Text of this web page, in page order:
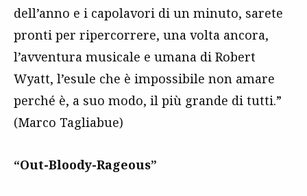
dell’anno e i capolavori di un minuto, sarete
pronti per ripercorrere, una volta ancora,
l’avventura musicale e umana di Robert
Wyatt, l’esule che è impossibile non amare
perché è, a suo modo, il più grande di tutti.”
(Marco Tagliabue)
“Out-Bloody-Rageous”